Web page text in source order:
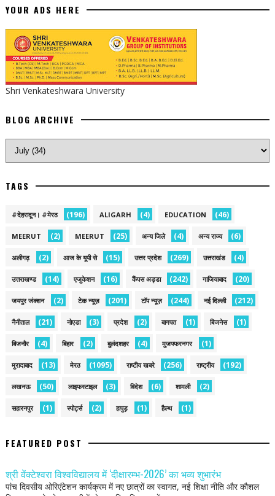
YOUR ADS HERE
Shri Venkateshwara University
BLOG ARCHIVE
TAGS
#देहरादून। #मेरठ (196) ALIGARH (4) EDUCATION (46)
MEERUT (2) MEERUT (25) अन्य जिले (4) अन्य राज्य (6)
अलीगढ़ (2) आज के यूपी से (15) उत्तर प्रदेश (269) उत्तराखंड (4)
उत्तराखण्ड (14) एजुकेशन (16) कैंपस अड्डा (242) गाजियाबाद (20)
जयपुर जंक्शन (2) टेक न्यूज़ (201) टॉप न्यूज़ (244) नई द‍िल्ली (212)
नैनीताल (21) नोएडा (3) प्रदेश (2) बागपत (1) बिजनेस (1)
बिजनौर (4) बिहार (2) बुलंदशहर (4) मुजफ्फरनगर (1)
मुरादाबाद (13) मेरठ (1095) राष्टीय खबरे (256) राष्ट्रीय (192)
लखनऊ (50) लाइफस्टाइल (3) विदेश (6) शामली (2)
सहारनपुर (1) स्पोर्ट्स (2) हापुड़ (1) हैल्थ (1)
FEATURED POST
श्री वेंक्टेश्वरा विश्वविद्यालय में ‘दीक्षारम्भ-2026’ का भव्य शुभारंभ
पांच दिवसीय ओरिएंटेशन कार्यक्रम में नए छात्रों का स्वागत, नई शिक्षा नीति और कौशल